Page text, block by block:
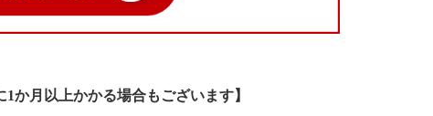
月以上かかる場合もございます】